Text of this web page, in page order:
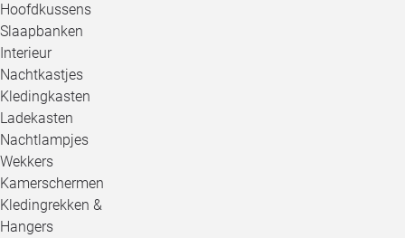
Hoofdkussens
Slaapbanken
Interieur
Nachtkastjes
Kledingkasten
Ladekasten
Nachtlampjes
Wekkers
Kamerschermen
Kledingrekken &
Hangers